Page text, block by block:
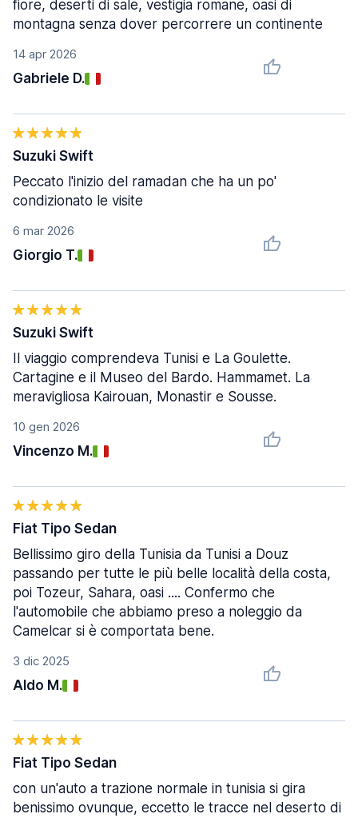
14 apr 2026
Gabriele D.
fiore, deserti di sale, vestigia romane, oasi di
montagna senza dover percorrere un continente
6 mar 2026
Giorgio T.
Suzuki Swift
Peccato l'inizio del ramadan che ha un po'
condizionato le visite
10 gen 2026
Vincenzo M.
Suzuki Swift
Il viaggio comprendeva Tunisi e La Goulette.
Cartagine e il Museo del Bardo. Hammamet. La
meravigliosa Kairouan, Monastir e Sousse.
3 dic 2025
Aldo M.
Fiat Tipo Sedan
Bellissimo giro della Tunisia da Tunisi a Douz
passando per tutte le più belle località della costa,
poi Tozeur, Sahara, oasi .... Confermo che
l'automobile che abbiamo preso a noleggio da
Camelcar si è comportata bene.
Fiat Tipo Sedan
con un'auto a trazione normale in tunisia si gira
benissimo ovunque, eccetto le tracce nel deserto di